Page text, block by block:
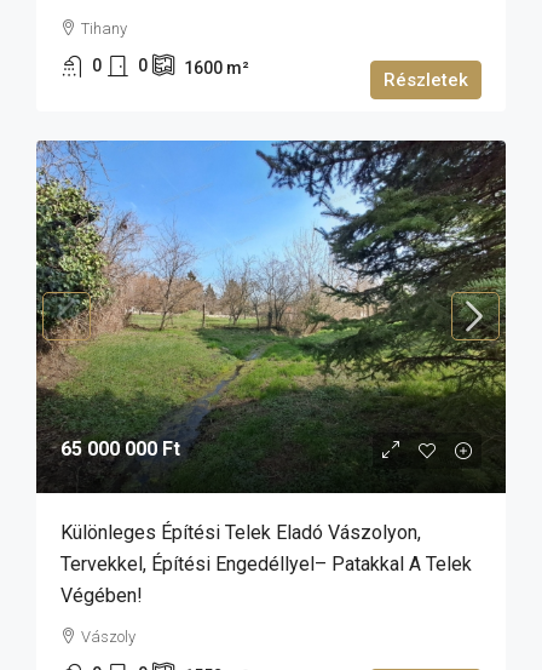
Tihany
0 0 1600 m²
Részletek
65 000 000 Ft
Különleges Építési Telek Eladó Vászolyon,
Tervekkel, Építési Engedéllyel– Patakkal A Telek
Végében!
Vászoly